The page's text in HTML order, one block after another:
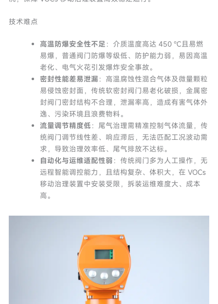
技术难点
高温防爆安全性不足 ：介质温度高达 450 ℃且易燃
易爆，普通阀门防爆等级低、防护能力弱，易因高温
老化、电气火花引发爆炸安全事故。
密封性能差易泄漏 ：高温腐蚀性混合气体及微量颗粒
易侵蚀密封面，传统软密封阀门易老化破损，金属密
封阀门密封结构不合理，泄漏率高，造成有害气体外
逸、污染环境且浪费物料。
流量调节精度低 ：尾气治理需精准控制气体流量，传
统阀门调节线性差、响应滞后，无法匹配工况波动需
求，导致治理效率低、尾气排放不达标。
自动化与运维适配性弱 ：传统阀门多为人工操作，无
远程智能调控能力，且结构复杂、体积大，在 VOCs
移动治理装置中安装受限，拆装运维难度大、成本
高。